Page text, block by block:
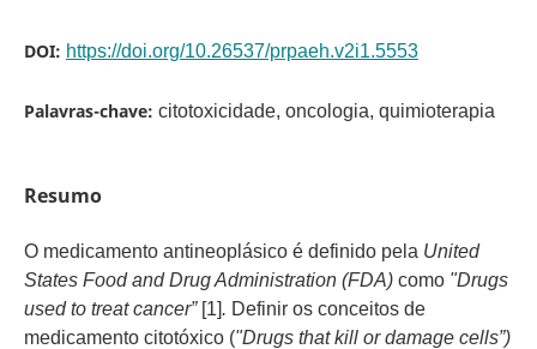
DOI: https://doi.org/10.26537/prpaeh.v2i1.5553
Palavras-chave: citotoxicidade, oncologia, quimioterapia
Resumo
O medicamento antineoplásico é definido pela United
States Food and Drug Administration (FDA)como "Drugs
used to treat cancer” [1]. Definir os conceitos de
medicamento citotóxico ("Drugs that kill or damage cells”)